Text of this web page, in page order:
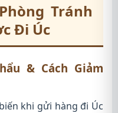
Tránh
Đi Úc
& Cách Giảm
khi gửi hàng đi Úc